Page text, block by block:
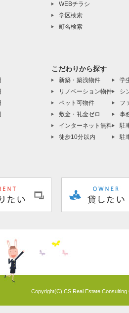
WEBチラシ
学区検索
町名検索
こだわりから探す
新築・築浅物件
リノベーション物件
ペット可物件
敷金・礼金ゼロ
インターネット無料
徒歩10分以内
学
シ
フ
事
駐
駐
Copyright(C) CS Real Estate Consulting